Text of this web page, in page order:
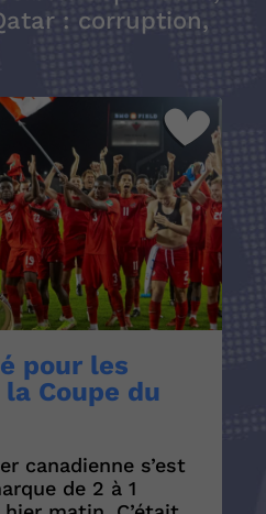
: corruption,
pour les
Coupe du
canadienne s’est
de 2 à 1